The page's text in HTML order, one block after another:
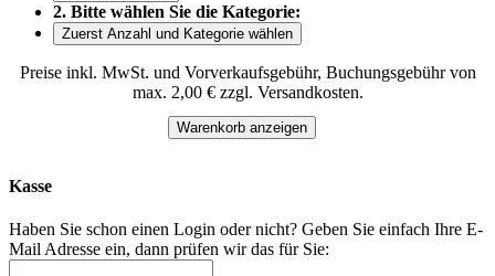
2. Bitte wählen Sie die Kategorie:
Zuerst Anzahl und Kategorie wählen
Preise inkl. MwSt. und Vorverkaufsgebühr, Buchungsgebühr von
max. 2,00 € zzgl. Versandkosten.
Warenkorb anzeigen
Kasse
Haben Sie schon einen Login oder nicht? Geben Sie einfach Ihre E-
Mail Adresse ein, dann prüfen wir das für Sie: